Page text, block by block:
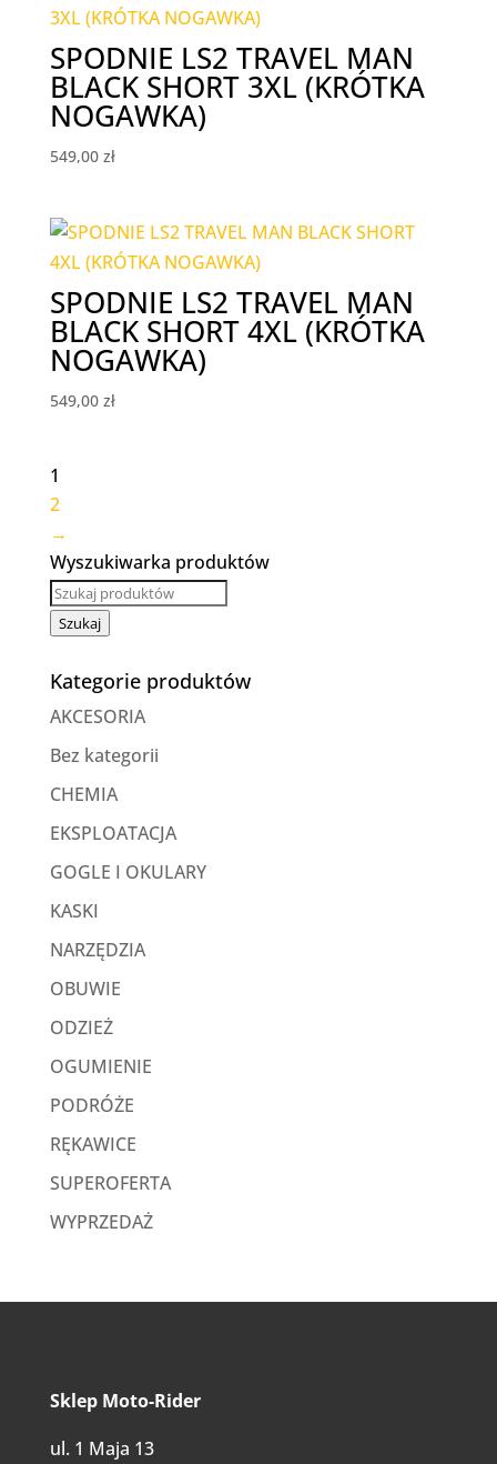
SPODNIE LS2 TRAVEL MAN
BLACK SHORT 3XL (KRÓTKA
NOGAWKA)
549,00 zł
SPODNIE LS2 TRAVEL MAN
BLACK SHORT 4XL (KRÓTKA
NOGAWKA)
549,00 zł
1
2
→
Wyszukiwarka produktów
Szukaj
Kategorie produktów
AKCESORIA
Bez kategorii
CHEMIA
EKSPLOATACJA
GOGLE I OKULARY
KASKI
NARZĘDZIA
OBUWIE
ODZIEŻ
OGUMIENIE
PODRÓŻE
RĘKAWICE
SUPEROFERTA
WYPRZEDAŻ
Sklep Moto-Rider
ul. 1 Maja 13